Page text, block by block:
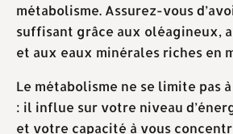
métabolisme. Assurez-vous
suffisant grâce aux oléagineux,
et aux eaux minérales riches en
Le métabolisme ne se limite pas
: il influe sur votre niveau
et votre capacité à vous